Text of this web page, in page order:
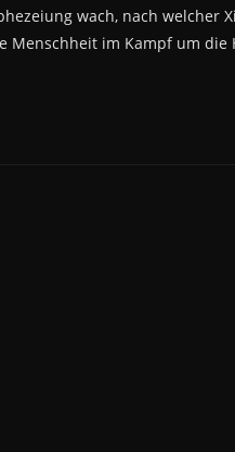
wach, nach welcher
Menschheit im Kampf um